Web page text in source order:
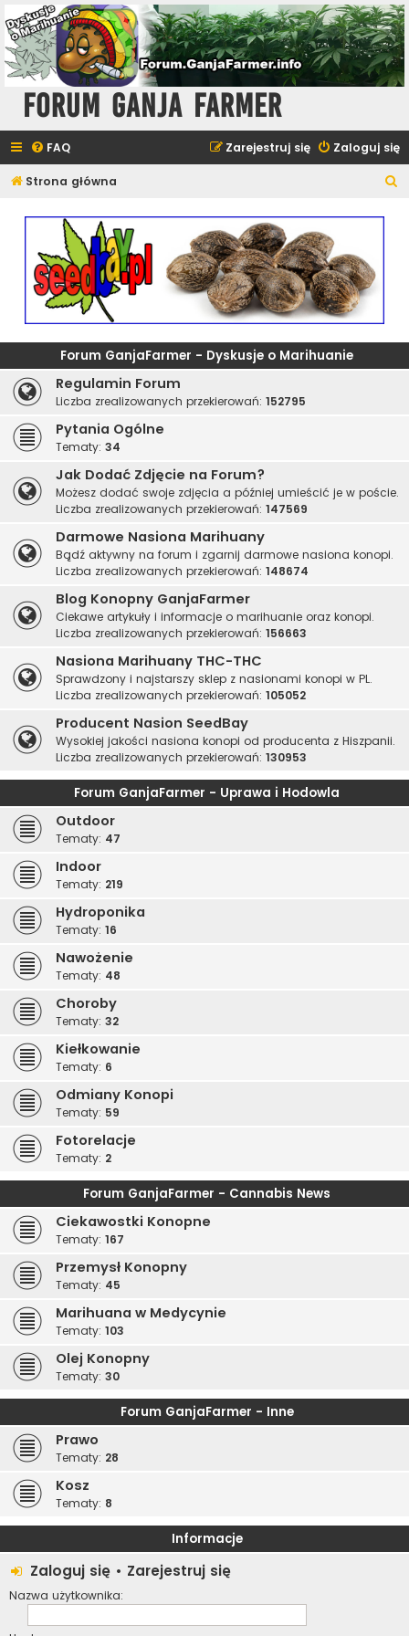
Forum Ganja Farmer
FAQ Zaloguj się
Zarejestruj się
Strona główna
Forum GanjaFarmer - Dyskusje o Marihuanie
Regulamin Forum
Liczba zrealizowanych przekierowań: 152795
Pytania Ogólne
Tematy: 34
Jak Dodać Zdjęcie na Forum?
Możesz dodać swoje zdjęcia a później umieścić je w poście.
Liczba zrealizowanych przekierowań: 147569
Darmowe Nasiona Marihuany
Bądź aktywny na forum i zgarnij darmowe nasiona konopi.
Liczba zrealizowanych przekierowań: 148674
Blog Konopny GanjaFarmer
Ciekawe artykuły i informacje o marihuanie oraz konopi.
Liczba zrealizowanych przekierowań: 156663
Nasiona Marihuany THC-THC
Sprawdzony i najstarszy sklep z nasionami konopi w PL.
Liczba zrealizowanych przekierowań: 105052
Producent Nasion SeedBay
Wysokiej jakości nasiona konopi od producenta z Hiszpanii.
Liczba zrealizowanych przekierowań: 130953
Forum GanjaFarmer - Uprawa i Hodowla
Outdoor
Tematy: 47
Indoor
Tematy: 219
Hydroponika
Tematy: 16
Nawożenie
Tematy: 48
Choroby
Tematy: 32
Kiełkowanie
Tematy: 6
Odmiany Konopi
Tematy: 59
Fotorelacje
Tematy: 2
Forum GanjaFarmer - Cannabis News
Ciekawostki Konopne
Tematy: 167
Przemysł Konopny
Tematy: 45
Marihuana w Medycynie
Tematy: 103
Olej Konopny
Tematy: 30
Forum GanjaFarmer - Inne
Prawo
Tematy: 28
Kosz
Tematy: 8
Informacje
Zaloguj się • Zarejestruj się
Nazwa użytkownika: